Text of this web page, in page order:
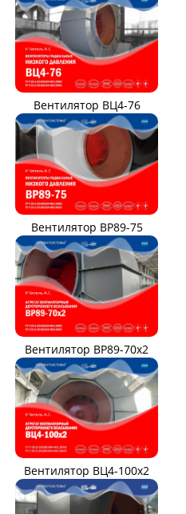
Вентилятор ВЦ4-76
Вентилятор ВР89-75
Вентилятор ВР89-70x2
Вентилятор ВЦ4-100х2